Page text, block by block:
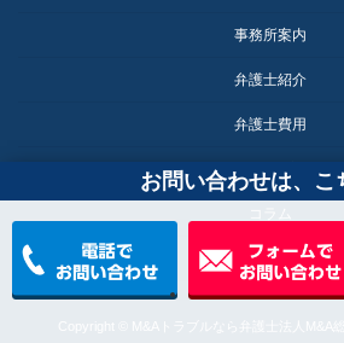
事務所案内
弁護士紹介
弁護士費用
ご相談の流れ
お問い合わせ
Copyright © M&Aトラブルなら弁護士法人M&A
お問い合わせは、こ